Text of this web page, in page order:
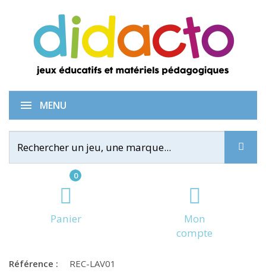
0
Panier
Mon
compte
MENU
Album Une carte magique
Référence : REC-LAV01